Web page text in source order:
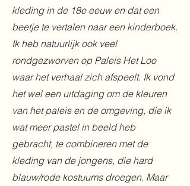
kleding in de 18e eeuw en dat een
beetje te vertalen naar een kinderboek.
Ik heb natuurlijk ook veel
rondgezworven op Paleis Het Loo
waar het verhaal zich afspeelt. Ik vond
het wel een uitdaging om de kleuren
van het paleis en de omgeving, die ik
wat meer pastel in beeld heb
gebracht, te combineren met de
kleding van de jongens, die hard
blauw/rode kostuums droegen. Maar